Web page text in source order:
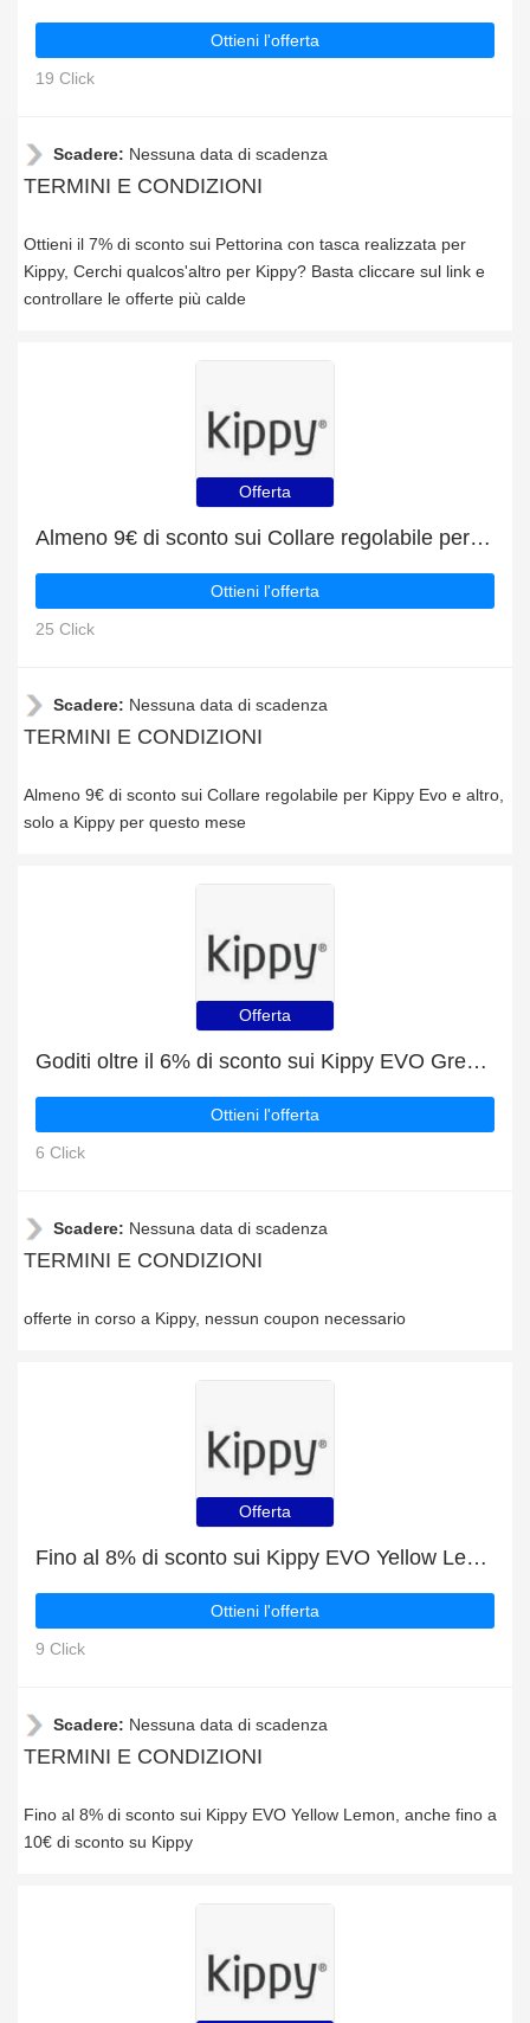
Ottieni l'offerta
19 Click
Scadere: Nessuna data di scadenza
TERMINI E CONDIZIONI
Ottieni il 7% di sconto sui Pettorina con tasca realizzata per
Kippy, Cerchi qualcos'altro per Kippy? Basta cliccare sul link e
controllare le offerte più calde
Offerta
Almeno 9€ di sconto sui Collare regolabile per Kippy Evo e altro
Ottieni l'offerta
25 Click
Scadere: Nessuna data di scadenza
TERMINI E CONDIZIONI
Almeno 9€ di sconto sui Collare regolabile per Kippy Evo e altro,
solo a Kippy per questo mese
Offerta
Goditi oltre il 6% di sconto sui Kippy EVO Grey Stone
Ottieni l'offerta
6 Click
Scadere: Nessuna data di scadenza
TERMINI E CONDIZIONI
offerte in corso a Kippy, nessun coupon necessario
Offerta
Fino al 8% di sconto sui Kippy EVO Yellow Lemon
Ottieni l'offerta
9 Click
Scadere: Nessuna data di scadenza
TERMINI E CONDIZIONI
Fino al 8% di sconto sui Kippy EVO Yellow Lemon, anche fino a
10€ di sconto su Kippy